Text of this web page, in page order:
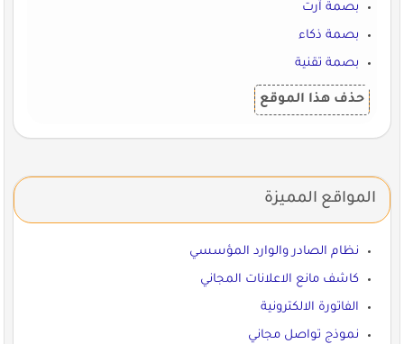
بصمة آرت
بصمة ذكاء
بصمة تقنية
حذف هذا الموقع
المواقع المميزة
نظام الصادر والوارد المؤسسي
كاشف مانع الاعلانات المجاني
الفاتورة الالكترونية
نموذج تواصل مجاني